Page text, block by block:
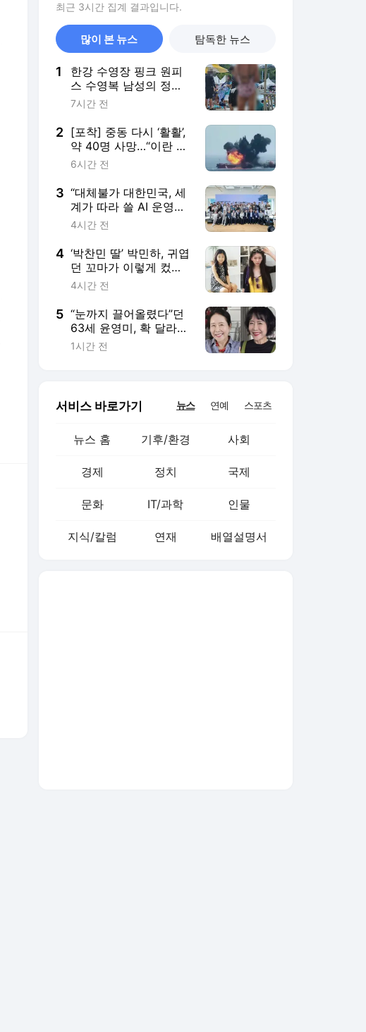
최근 3시간 집계 결과입니다.
많이 본 뉴스 탐독한 뉴스
1
한강 수영장 핑크 원피
스 수영복 남성의 정
체…10대 성매수 전 시
[주간사건일지]
7시간 전
2 [포착] 중동 다시 ‘활활’,
약 40명 사망…“이란 대
리 세력의 대규모 미사
6시간 전
3 “대체불가 대한민국, 세
계가 따라 쓸 AI 운영체
계를 만들어야”
4시간 전
4 ‘박찬민 딸’ 박민하, 귀엽
던 꼬마가 이렇게 컸
네…대학생 근황
4시간 전
5 “눈까지 끌어올렸다”던
63세 윤영미, 확 달라진
외모…‘안면거상술’ 뭐길
1시간 전
서비스 바로가기 뉴스 연예 스포츠
뉴스 홈 기후/환경 사회
경제 정치 국제
문화 IT/과학 인물
지식/칼럼 연재 배열설명서